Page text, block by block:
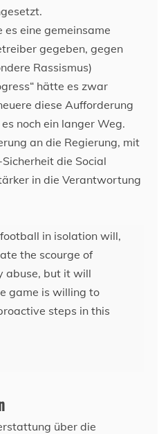
es eine gemeinsame
gegeben, gegen
Rassismus)
hätte es zwar
diese Aufforderung
noch ein langer Weg.
an die Regierung, mit
die Social
in die Verantwortung
in isolation will,
the scourge of
abuse, but it will
game is willing to
steps in this
über die